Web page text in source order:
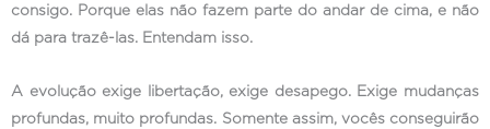
consigo. Porque elas não fazem parte do andar de cima, e não
dá para trazê-las. Entendam isso.
A evolução exige libertação, exige desapego. Exige mudanças
profundas, muito profundas. Somente assim, vocês conseguirão